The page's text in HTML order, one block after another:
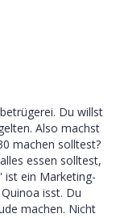
Du willst
Also machst
machen solltest?
essen solltest,
ist ein Marketing-
isst. Du
machen. Nicht